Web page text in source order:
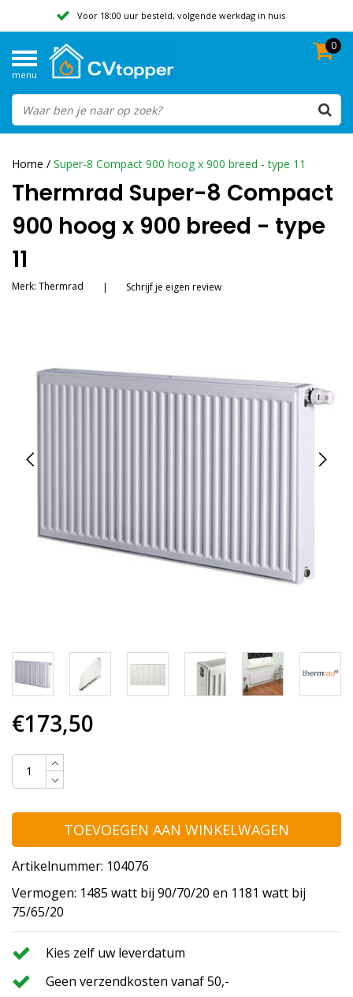
Voor 18:00 uur besteld, volgende werkdag in huis
Beoordeeld met een 9,8
menu
0
Home / Super-8 Compact 900 hoog x 900 breed - type 11
Thermrad Super-8 Compact
900 hoog x 900 breed - type
11
Merk: Thermrad | Schrijf je eigen review
€173,50
TOEVOEGEN AAN WINKELWAGEN
Artikelnummer: 104076
Vermogen: 1485 watt bij 90/70/20 en 1181 watt bij
75/65/20
Kies zelf uw leverdatum
Geen verzendkosten vanaf 50,-